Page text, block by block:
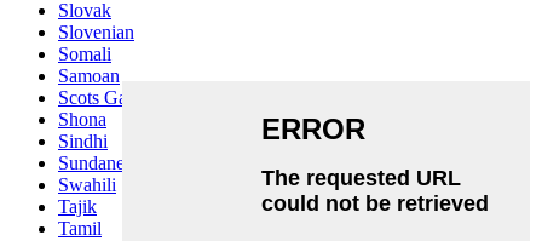
Slovak
Slovenian
Somali
Samoan
Scots Gaelic
Shona
Sindhi
Sundanese
Swahili
Tajik
Tamil